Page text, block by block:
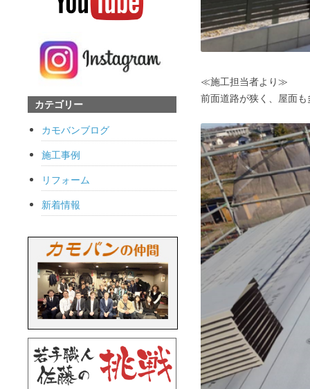
≪施工担当者より≫
前面道路が狭く、屋面
カテゴリー
カモバンブログ
施工事例
リフォーム
新着情報